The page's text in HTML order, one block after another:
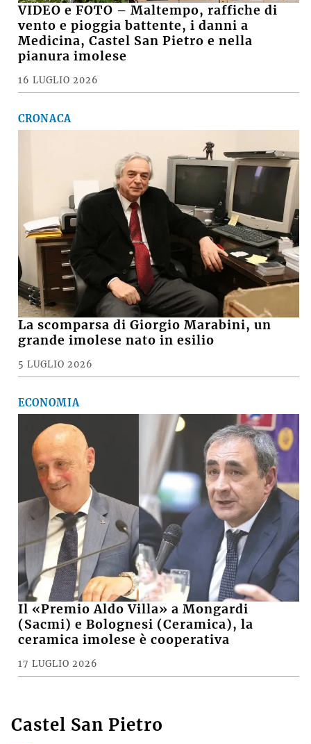
VIDEO e FOTO – Maltempo, raffiche di
vento e pioggia battente, i danni a
Medicina, Castel San Pietro e nella
pianura imolese
16 LUGLIO 2026
CRONACA
La scomparsa di Giorgio Marabini, un
grande imolese nato in esilio
5 LUGLIO 2026
ECONOMIA
Il «Premio Aldo Villa» a Mongardi
(Sacmi) e Bolognesi (Ceramica), la
ceramica imolese è cooperativa
17 LUGLIO 2026
Castel San Pietro